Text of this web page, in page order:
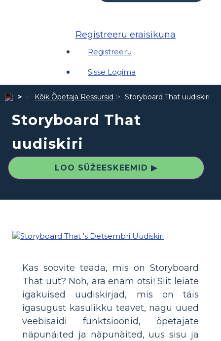
Registreeru eraisikuna
Registreeru
Sisse Logima
Kõik Õpetaja Ressursid Storyboard That uudiskiri
Storyboard That
uudiskiri
LOO SÜŽEESKEEMID ▶
Kas soovite teada, mis on Storyboard
That uut? Noh, ära enam otsi! Siit leiate
igakuised uudiskirjad, mis on täis
igasugust kasulikku teavet, nagu uued
veebisaidi funktsioonid, õpetajate
näpunäited ja näpunäited, uus sisu ja